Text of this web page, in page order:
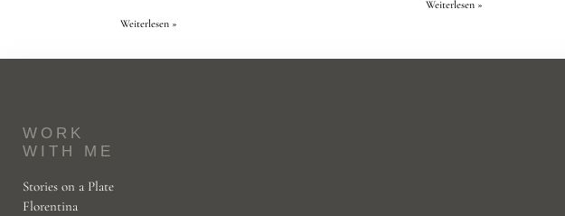
Weiterlesen »
Weiterlesen »
WORK
WITH ME
Stories on a Plate
Florentina